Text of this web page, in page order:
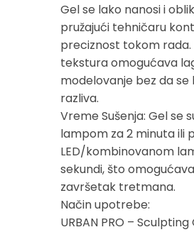
Gel se lako nanosi i
pružajući tehničaru
preciznost tokom rada.
tekstura omogućava
modelovanje bez da se
razliva.
Vreme Sušenja: Gel se
lampom za 2 minuta ili
LED/kombinovanom
sekundi, što
završetak tretmana.
Način upotrebe:
URBAN PRO – Sculpting